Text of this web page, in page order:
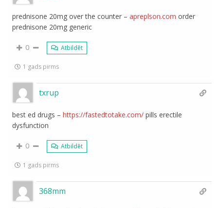
prednisone 20mg over the counter –apreplson.com order
prednisone 20mg generic
0 Atbildēt
1 gads pirms
txrup
best ed drugs –https://fastedtotake.com/ pills erectile
dysfunction
0 Atbildēt
1 gads pirms
368mm